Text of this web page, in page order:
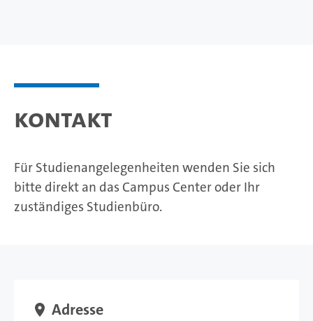
Kontakt
Für Studienangelegenheiten wenden Sie sich
bitte direkt an das Campus Center oder Ihr
zuständiges Studienbüro.
Adresse